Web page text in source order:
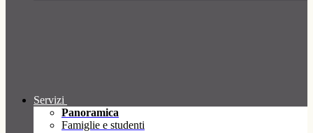
Servizi
Panoramica
Famiglie e studenti